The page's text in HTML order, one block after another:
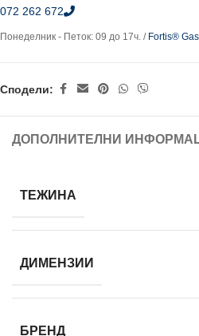
072 262 672
Понеделник - Петок: 09 до 17ч. / Fortis®
Сподели:
ДОПОЛНИТЕЛНИ
ТЕЖИНА
ДИМЕНЗИИ
БРЕНД